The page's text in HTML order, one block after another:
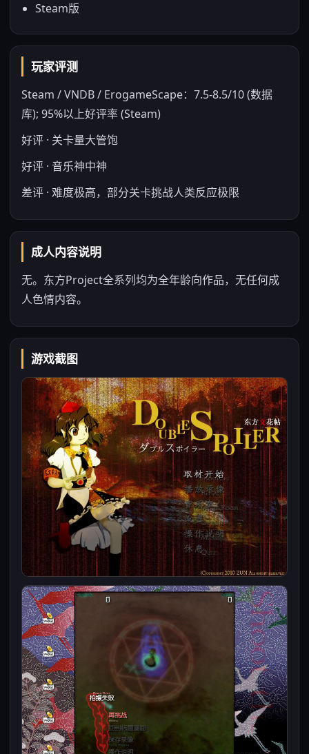
Steam版
玩家评测
Steam / VNDB / ErogameScape：7.5-8.5/10 (数据
库); 95%以上好评率 (Steam)
好评 · 关卡量大管饱
好评 · 音乐神中神
差评 · 难度极高，部分关卡挑战人类反应极限
成人内容说明
无。东方Project全系列均为全年龄向作品，无任何成
人色情内容。
游戏截图